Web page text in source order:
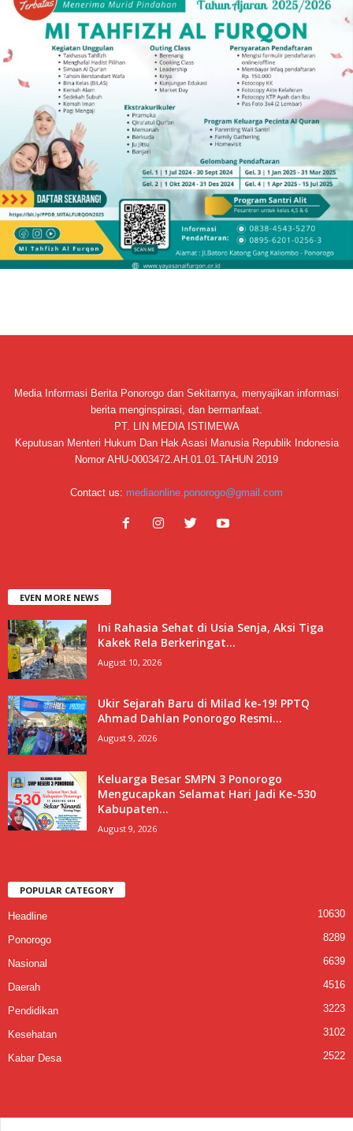
Media Informasi Berita Ponorogo dan Sekitarnya, menyajikan informasi
berita menginspirasi, dan bermanfaat.
PT. LIN MEDIA ISTIMEWA
Keputusan Menteri Hukum Dan Hak Asasi Manusia Republik Indonesia
Nomor AHU-0003472.AH.01.01.TAHUN 2019
Contact us: mediaonline.ponorogo@gmail.com
EVEN MORE NEWS
Ini Rahasia Sehat di Usia Senja, Aksi Tiga
Kakek Rela Berkeringat...
August 10, 2026
Ukir Sejarah Baru di Milad ke-19! PPTQ
Ahmad Dahlan Ponorogo Resmi...
August 9, 2026
Keluarga Besar SMPN 3 Ponorogo
Mengucapkan Selamat Hari Jadi Ke-530
Kabupaten...
August 9, 2026
POPULAR CATEGORY
Headline 10630
Ponorogo 8289
Nasional 6639
Daerah 4516
Pendidikan 3223
Kesehatan 3102
Kabar Desa 2522